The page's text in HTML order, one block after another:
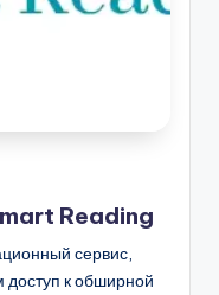
Reading
сервис,
к обширной